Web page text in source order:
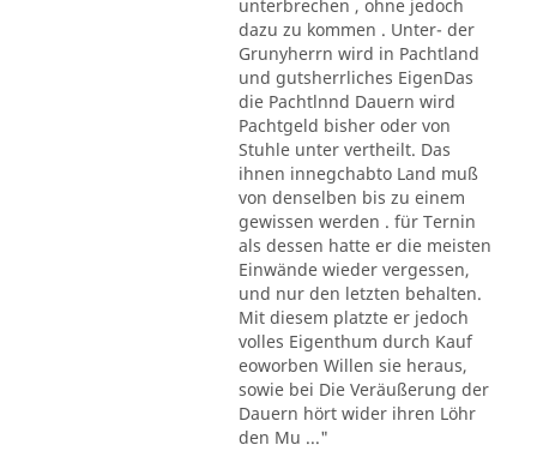
unterbrechen , ohne jedoch
dazu zu kommen . Unter- der
Grunyherrn wird in Pachtland
und gutsherrliches EigenDas
die Pachtlnnd Dauern wird
Pachtgeld bisher oder von
Stuhle unter vertheilt. Das
ihnen innegchabto Land muß
von denselben bis zu einem
gewissen werden . für Ternin
als dessen hatte er die meisten
Einwände wieder vergessen,
und nur den letzten behalten.
Mit diesem platzte er jedoch
volles Eigenthum durch Kauf
eoworben Willen sie heraus,
sowie bei Die Veräußerung der
Dauern hört wider ihren Löhr
den Mu ..."